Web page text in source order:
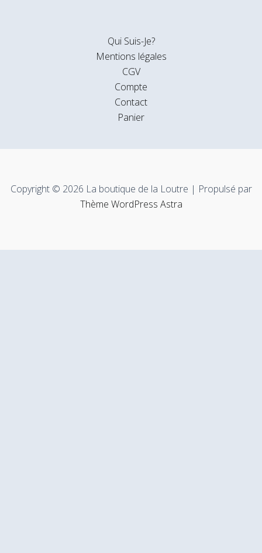
Qui Suis-Je?
Mentions légales
CGV
Compte
Contact
Panier
Copyright © 2026 La boutique de la Loutre | Propulsé par
Thème WordPress Astra